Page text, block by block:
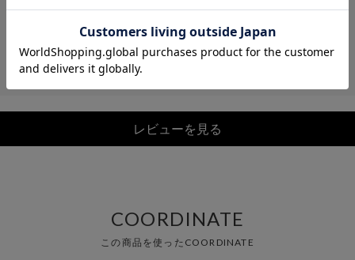
レビュー
レビューを見る
COORDINATE
この商品を使ったCOORDINATE